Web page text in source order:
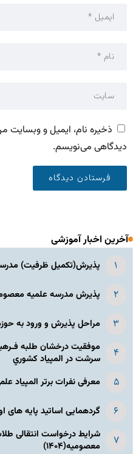
ذخیره نام، ایمیل و وبسایت
دیدگاهی می‌نویسم.
آخرین اخبار آموزشی
پذیرش(تکمیل ظرفیت)
پذیرش مدرسه علمیه
مراحل پذیرش و ورود به
موفقیت درخشان طلبه
سرشت در المپياد كشوري
معرفی نفرات برتر المپیاد
گردهمایی اساتید پایه های
شرایط درخواست انتقالی
معصومیه(۱۴۰۴)